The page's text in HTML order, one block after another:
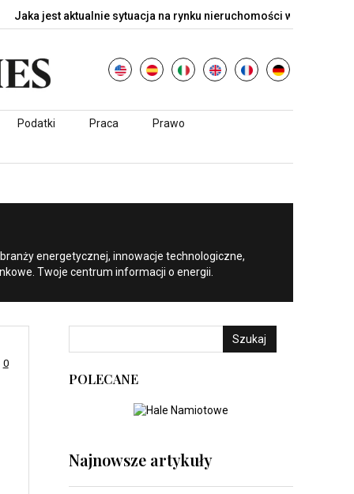
aktualnie sytuacja na rynku nieruchomości w… Nvidia
Podatki Praca Prawo
energetycznej, innowacje technologiczne,
Twoje centrum informacji o energii.
0
Szukaj
POLECANE
Najnowsze artykuły